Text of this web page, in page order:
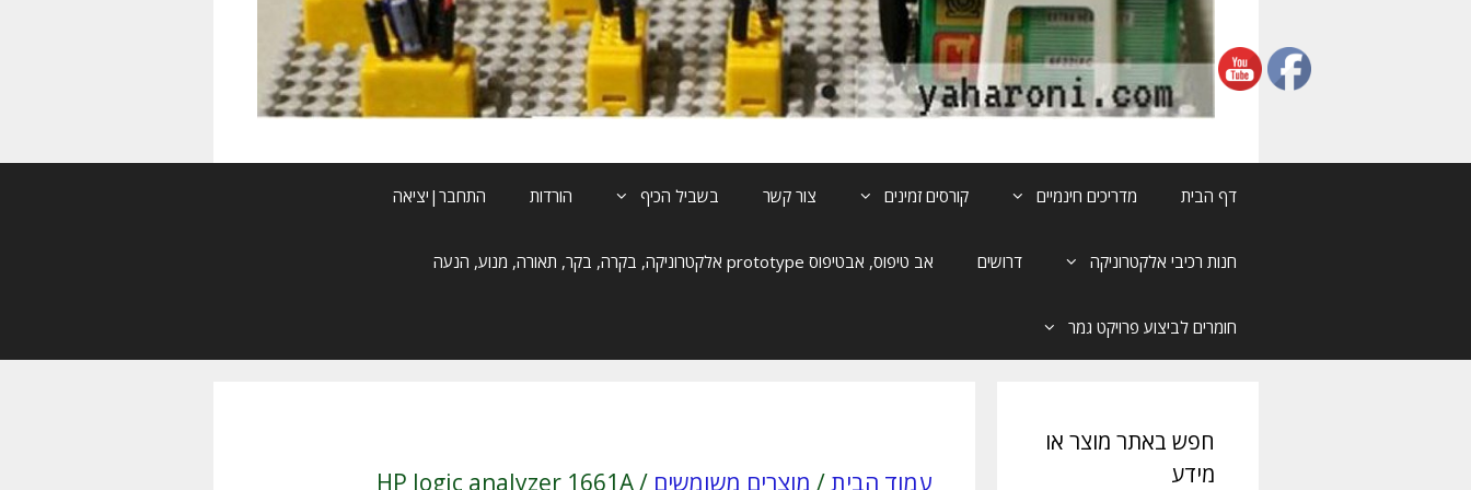
דף הבית מדריכים חינמיים קורסים זמינים צור קשר בשביל הכיף הורדות התחבר|יציאה
חנות רכיבי אלקטרוניקה דרושים אב טיפוס, אבטיפוס prototype אלקטרוניקה, בקרה, בקר, תאורה, מנוע, הנעה
חומרים לביצוע פרויקט גמר
עמוד הבית/ מוצרים משומשים / HP logic analyzer 1661A
חפש באתר מוצר או
מידע